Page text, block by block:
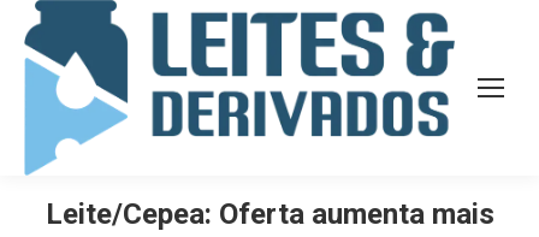
Leite/Cepea: Oferta aumenta mais